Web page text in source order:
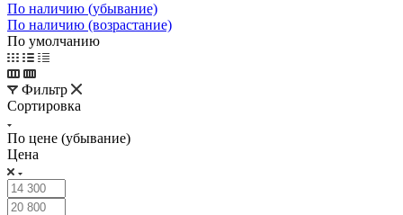
По наличию (убывание)
По наличию (возрастание)
По умолчанию
Фильтр
Сортировка
По цене (убывание)
Цена